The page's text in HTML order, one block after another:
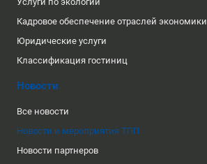
Кадровое обеспечение отраслей экономики
Юридические услуги
Классификация гостиниц
Новости
Все новости
Новости и мероприятия ТПП
Новости партнеров